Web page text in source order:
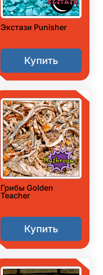
Экстази Punisher
Купить
Грибы Golden
Teacher
Купить